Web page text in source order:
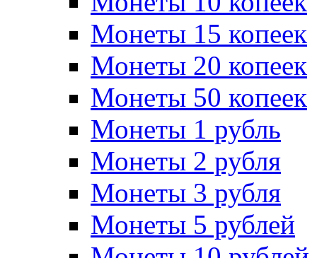
Монеты 15 копеек
Монеты 20 копеек
Монеты 50 копеек
Монеты 1 рубль
Монеты 2 рубля
Монеты 3 рубля
Монеты 5 рублей